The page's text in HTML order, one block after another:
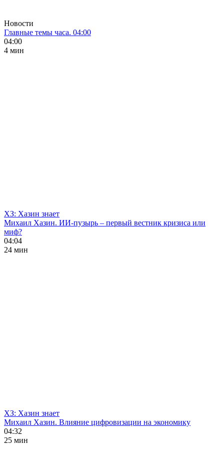
Новости
Главные темы часа. 04:00
04:00
4 мин
ХЗ: Хазин знает
Михаил Хазин. ИИ-пузырь – первый вестник кризиса или
миф?
04:04
24 мин
ХЗ: Хазин знает
Михаил Хазин. Влияние цифровизации на экономику
04:32
25 мин